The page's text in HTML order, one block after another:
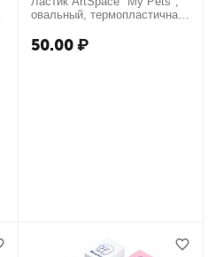
овальный, термопластичная
50.00₽